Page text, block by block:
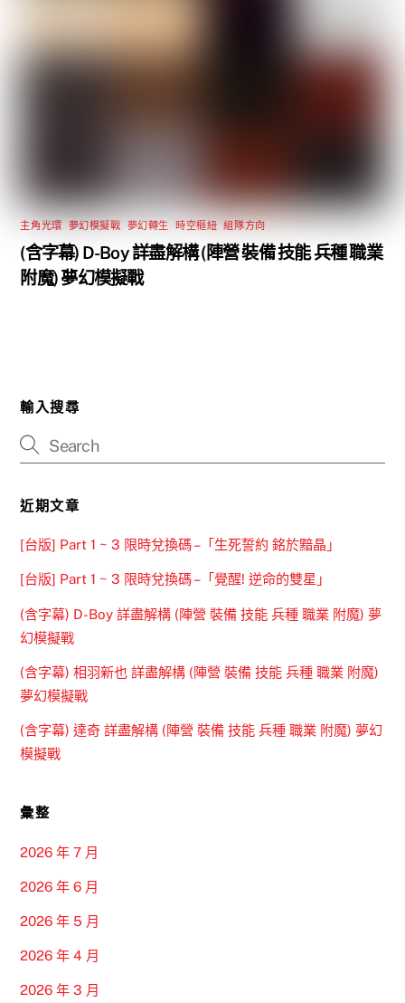
主角光環 夢幻模擬戰 夢幻轉生 時空樞紐 ,組隊方向
(含字幕) D-Boy 詳盡解構 (陣營 裝備 技能 兵種 職業
附魔) 夢幻模擬戰
輸入搜尋
近期文章
[台版] Part 1 ~ 3 限時兌換碼 –「生死誓約 銘於黯晶」
[台版] Part 1 ~ 3 限時兌換碼 –「覺醒! 逆命的雙星」
(含字幕) D-Boy 詳盡解構 (陣營 裝備 技能 兵種 職業 附魔) 夢
幻模擬戰
(含字幕) 相羽新也 詳盡解構 (陣營 裝備 技能 兵種 職業 附魔)
夢幻模擬戰
(含字幕) 達奇 詳盡解構 (陣營 裝備 技能 兵種 職業 附魔) 夢幻
模擬戰
彙整
2026 年 7 月
2026 年 6 月
2026 年 5 月
2026 年 4 月
2026 年 3 月